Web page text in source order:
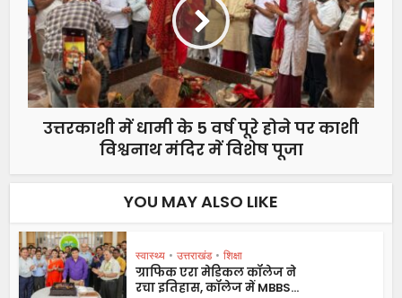
उत्तरकाशी में धामी के 5 वर्ष पूरे होने पर काशी
विश्वनाथ मंदिर में विशेष पूजा
YOU MAY ALSO LIKE
स्वास्थ्य • उत्तराखंड • शिक्षा
ग्राफिक एरा मेडिकल कॉलेज ने
रचा इतिहास, कॉलेज में MBBS...